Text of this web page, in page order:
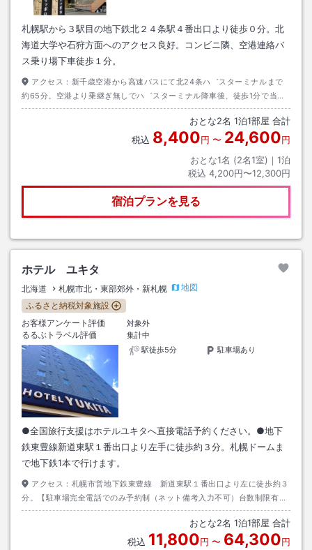
札幌駅から３駅目の地下鉄北２４条駅４番出口より徒歩０分。北
海道大学や石狩方面へのアクセス良好。コンビニ隣、空港連絡バ
ス乗り場下車徒歩１分。
アクセス： 新千歳空港から高速バスにて北24条ハ゛スターミナルまで
約65分。空港より乗継ぎ無しでハ゛スターミナル降車後、徒歩1分で当ホ
テルに到着します。地下鉄南北線「北24条駅」【札幌駅～約5分】、4番
出口より徒歩1分です。2024年6月以降～駐車場代1泊1000円になりま
す。（2，1ｍ以下）車高が2．1以上超えるお客様は事前にお電話にてお問
おとな2名 1泊1部屋 合計
税込 8,400円 〜 24,600円
おとな1名 (2名1室)｜ 1泊
税込 4,200円〜12,300円
宿泊プランを見る
ホテル ユキタ
北海道 札幌市北・東部郊外・新札幌
地図
ふるさと納税対象施設
お客様アンケート評価
対象外
るるぶトラベル評価
集計中
駅徒歩5分
駐車場あり
●全国旅行支援はホテルユキタへ直接電話予約ください。●地下
鉄東豊線新道東駅１番出口より左手に徒歩約３分。札幌ドームま
で地下鉄1本で行けます。
アクセス： 札幌市営地下鉄東豊線 新道東駅１番出口より左に徒歩約３
分。【駐車場完全電話でのみ予約制（ネット備考入力不可）台数制限有り
／普通車／１台１泊（１2００円）】＊トラック、バイクは止められませ
おとな2名 1泊1部屋 合計
税込 11,800円 〜 64,300円